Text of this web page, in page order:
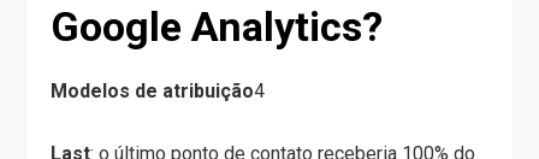
Google Analytics?
Modelos de atribuição4
Last: o último ponto de contato receberia 100% do